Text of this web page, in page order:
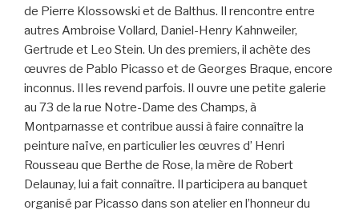
de Pierre Klossowski et de Balthus. Il rencontre entre
autres Ambroise Vollard, Daniel-Henry Kahnweiler,
Gertrude et Leo Stein. Un des premiers, il achète des
œuvres de Pablo Picasso et de Georges Braque, encore
inconnus. Il les revend parfois. Il ouvre une petite galerie
au 73 de la rue Notre-Dame des Champs, à
Montparnasse et contribue aussi à faire connaître la
peinture naïve, en particulier les œuvres d’ Henri
Rousseau que Berthe de Rose, la mère de Robert
Delaunay, lui a fait connaître. Il participera au banquet
organisé par Picasso dans son atelier en l’honneur du